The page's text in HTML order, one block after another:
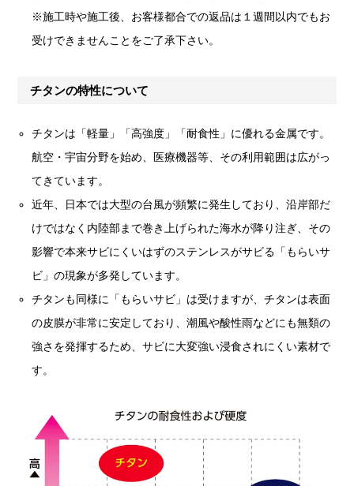
※施工時や施工後、お客様都合での返品は１週間以内でもお
受けできませんことをご了承下さい。
チタンの特性について
チタンは「軽量」「高強度」「耐食性」に優れる金属です。
航空・宇宙分野を始め、医療機器等、その利用範囲は広がっ
てきています。
近年、日本では大型の台風が頻繁に発生しており、沿岸部だ
けではなく内陸部まで巻き上げられた海水が降り注ぎ、その
影響で本来サビにくいはずのステンレスがサビる「もらいサ
ビ」の現象が多発しています。
チタンも同様に「もらいサビ」は受けますが、チタンは表面
の皮膜が非常に安定しており、潮風や酸性雨などにも無類の
強さを発揮するため、サビに大変強い浸食されにくい素材で
す。